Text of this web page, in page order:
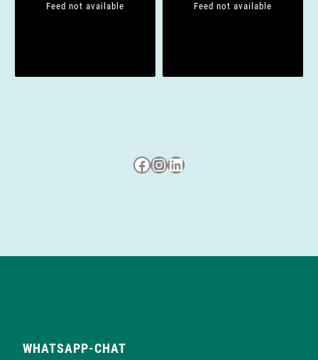
Feed not available Feed not available
Besuche uns auf Facebook
Besuche uns auf Instagram
LinkedIn
WHATSAPP-CHAT